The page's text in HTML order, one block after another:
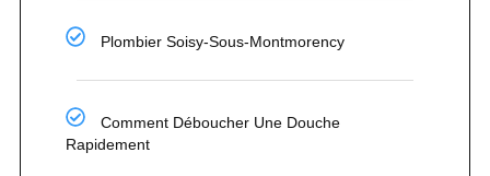
Plombier Soisy-Sous-Montmorency
Comment Déboucher Une Douche
Rapidement